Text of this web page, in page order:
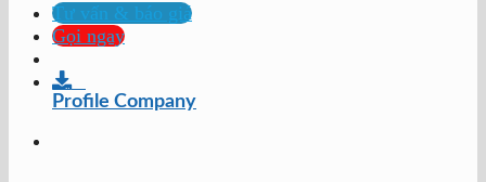
Tư vấn & báo giá
Gọi ngay
Profile Company